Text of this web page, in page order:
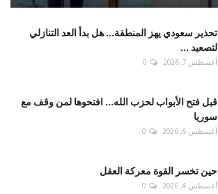
تحذير سعودي يهز المنطقة... هل بدأ العد التنازلي
لتصعيد ...
أغسطس 7, 2026 0
قبل فتح الأبواب لحزب الله... افتحوها لمن وقف مع
سوريا
أغسطس 6, 2026 0
حين تخسر القوة معركة العقل
أغسطس 4, 2026 0